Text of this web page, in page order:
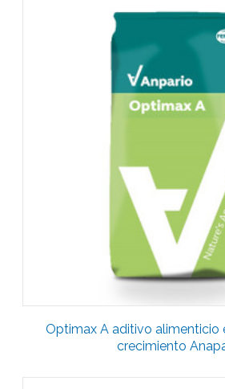
Optimax A aditivo alimenticio
crecimiento